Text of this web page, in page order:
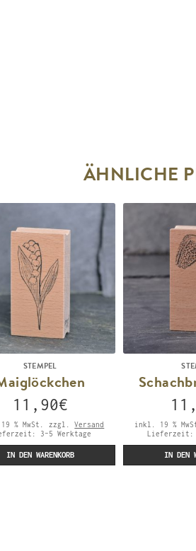
ÄHNLICHE
STEMPEL
11,90€
% MwSt. zzgl.Versand
3-5 Werktage
IN DEN WARENKORB
inkl. 19 %
Lieferzeit:
IN DEN